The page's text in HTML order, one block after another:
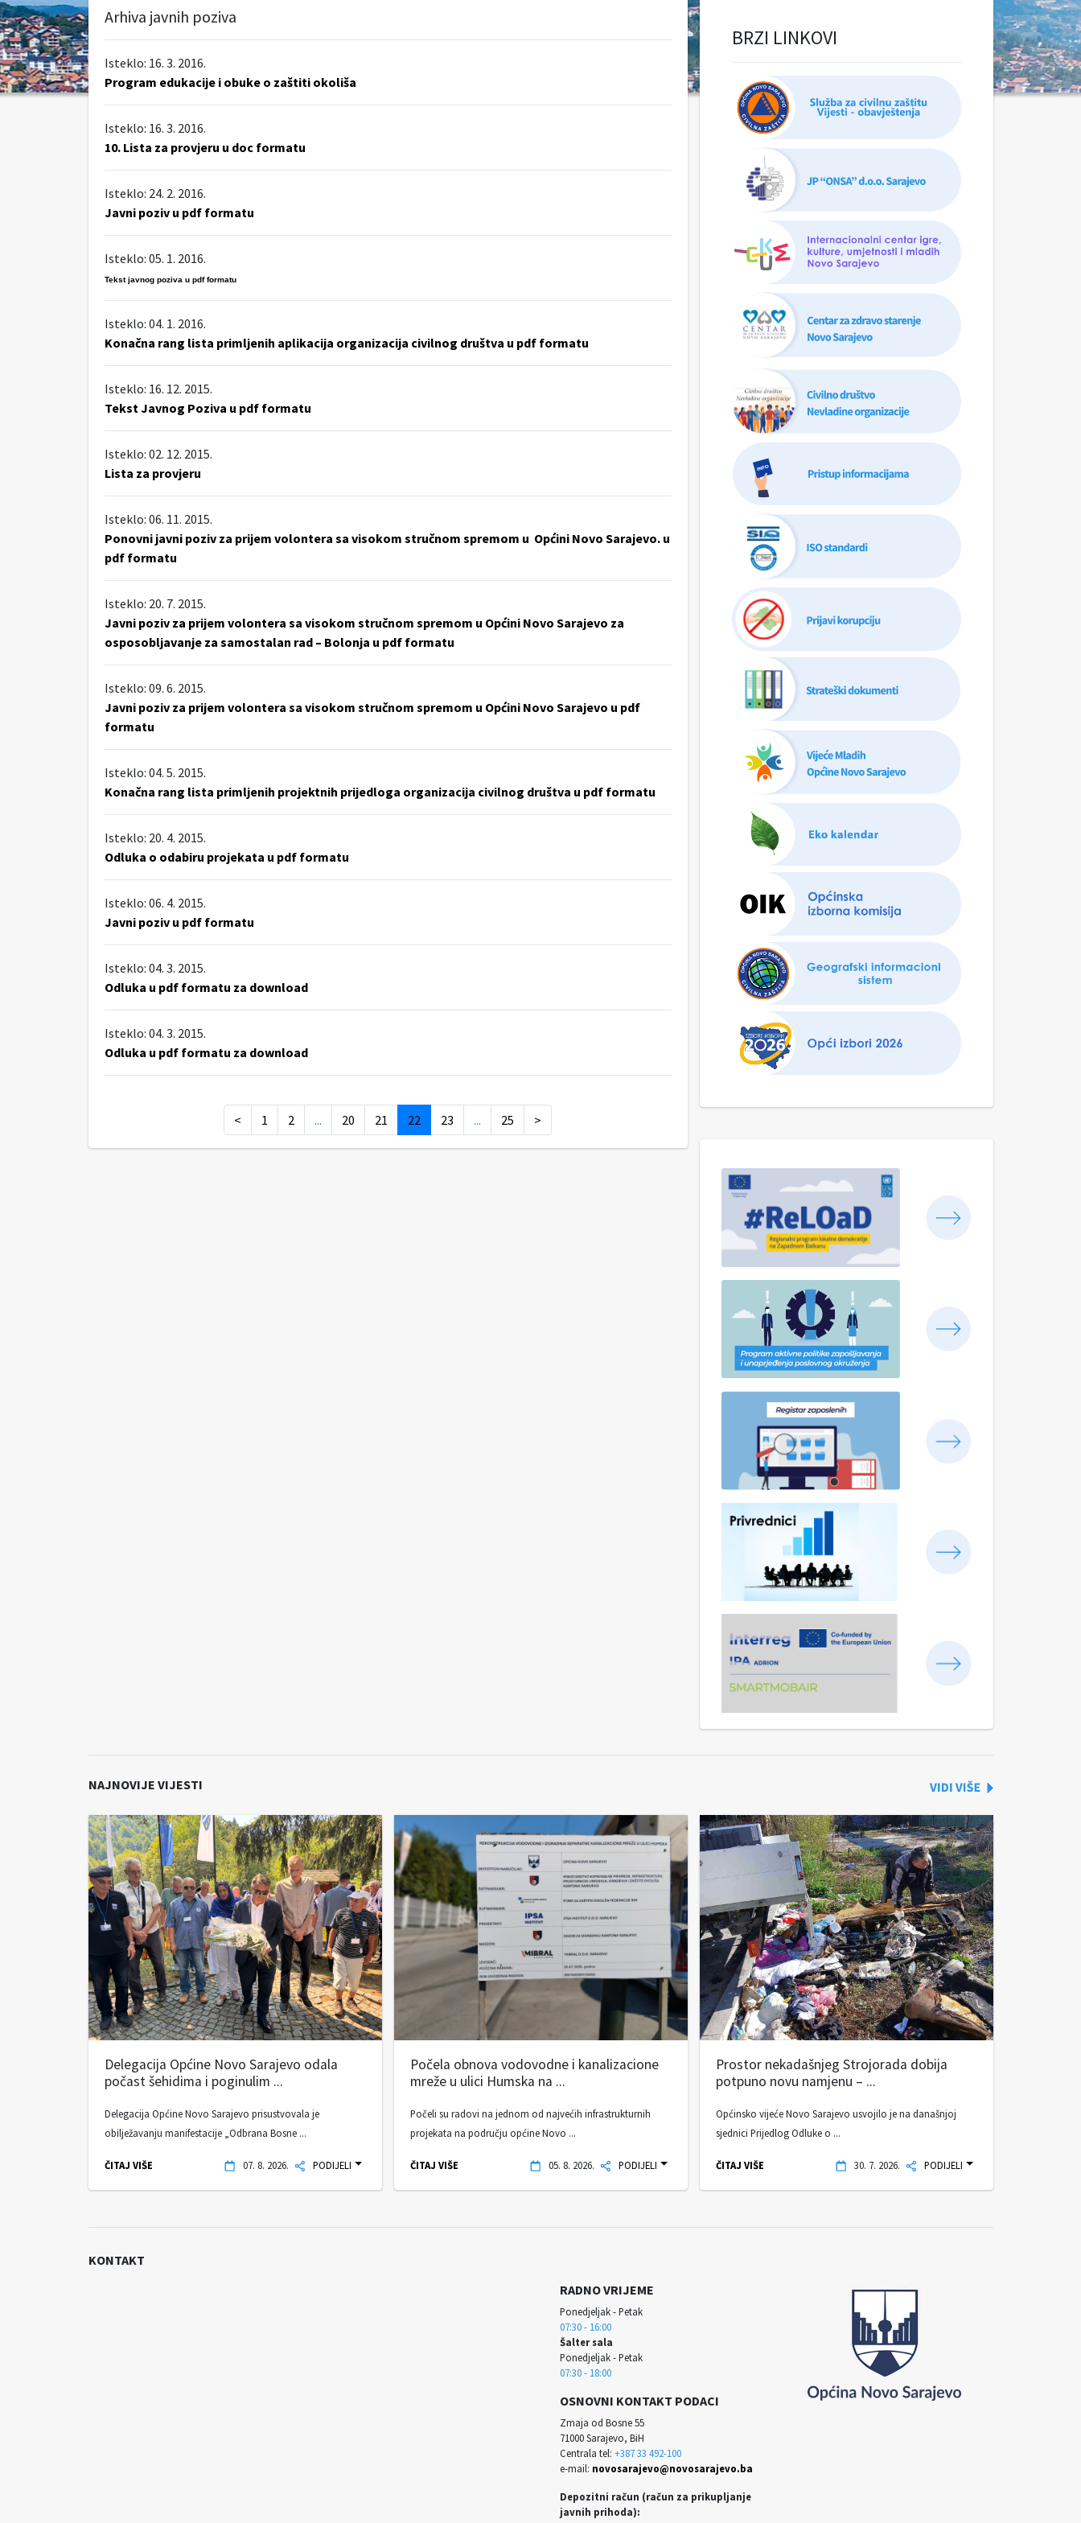
Arhiva javnih poziva
Isteklo: 16. 3. 2016.
Program edukacije i obuke o zaštiti okoliša
Isteklo: 16. 3. 2016.
10. Lista za provjeru u doc formatu
Isteklo: 24. 2. 2016.
Javni poziv u pdf formatu
Isteklo: 05. 1. 2016.
Tekst javnog poziva u pdf formatu
Isteklo: 04. 1. 2016.
Konačna rang lista primljenih aplikacija organizacija civilnog društva u pdf formatu
Isteklo: 16. 12. 2015.
Tekst Javnog Poziva u pdf formatu
Isteklo: 02. 12. 2015.
Lista za provjeru
Isteklo: 06. 11. 2015.
Ponovni javni poziv za prijem volontera sa visokom stručnom spremom u Općini Novo Sarajevo. u
pdf formatu
Isteklo: 20. 7. 2015.
Javni poziv za prijem volontera sa visokom stručnom spremom u Općini Novo Sarajevo za
osposobljavanje za samostalan rad – Bolonja u pdf formatu
Isteklo: 09. 6. 2015.
Javni poziv za prijem volontera sa visokom stručnom spremom u Općini Novo Sarajevo u pdf
formatu
Isteklo: 04. 5. 2015.
Konačna rang lista primljenih projektnih prijedloga organizacija civilnog društva u pdf formatu
Isteklo: 20. 4. 2015.
Odluka o odabiru projekata u pdf formatu
Isteklo: 06. 4. 2015.
Javni poziv u pdf formatu
Isteklo: 04. 3. 2015.
Odluka u pdf formatu za download
Isteklo: 04. 3. 2015.
Odluka u pdf formatu za download
< 1 2 ... 20 21 22 23 ... 25 >
BRZI LINKOVI
NAJNOVIJE VIJESTI
Delegacija Općine Novo Sarajevo odala
počast šehidima i poginulim ...
Delegacija Općine Novo Sarajevo prisustvovala je
obilježavanju manifestacije „Odbrana Bosne ...
ČITAJ VIŠE 07. 8. 2026. PODIJELI
Počela obnova vodovodne i kanalizacione
mreže u ulici Humska na ...
Počeli su radovi na jednom od najvećih infrastrukturnih
projekata na području općine Novo ...
ČITAJ VIŠE 05. 8. 2026. PODIJELI
Prostor nekadašnjeg Strojorada dobija
potpuno novu namjenu – ...
Općinsko vijeće Novo Sarajevo usvojilo je na današnjoj
sjednici Prijedlog Odluke o ...
ČITAJ VIŠE 30. 7. 2026. PODIJELI
KONTAKT
RADNO VRIJEME
Ponedjeljak - Petak
07:30 - 16:00
Šalter sala
Ponedjeljak - Petak
07:30 - 18:00
OSNOVNI KONTAKT PODACI
Zmaja od Bosne 55
71000 Sarajevo, BiH
Centrala tel: +387 33 492-100
e-mail: novosarajevo@novosarajevo.ba
Depozitni račun (račun za prikupljanje
javnih prihoda):